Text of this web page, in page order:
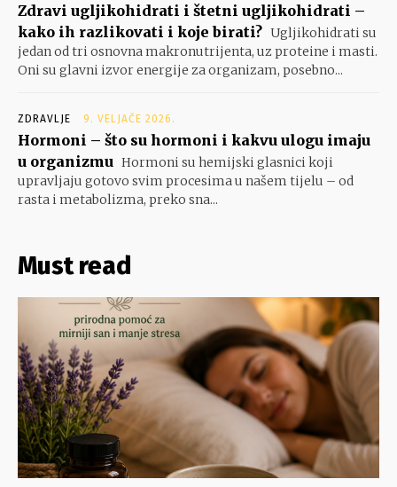
Zdravi ugljikohidrati i štetni ugljikohidrati –
kako ih razlikovati i koje birati? Ugljikohidrati su
jedan od tri osnovna makronutrijenta, uz proteine i masti.
Oni su glavni izvor energije za organizam, posebno...
ZDRAVLJE 9. VELJAČE 2026.
Hormoni – što su hormoni i kakvu ulogu imaju
u organizmu Hormoni su hemijski glasnici koji
upravljaju gotovo svim procesima u našem tijelu – od
rasta i metabolizma, preko sna...
Must read